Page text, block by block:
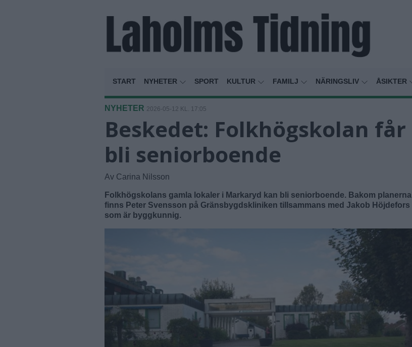
START NYHETER SPORT KULTUR FAMILJ NÄRINGSLIV ÅSIKTER
NYHETER 2026-05-12 KL. 17:05
Beskedet: Folkhögskolan får
bli seniorboende
Av Carina Nilsson
Folkhögskolans gamla lokaler i Markaryd kan bli seniorboende. Bakom planerna
finns Peter Svensson på Gränsbygdskliniken tillsammans med Jakob Höjdefors
som är byggkunnig.